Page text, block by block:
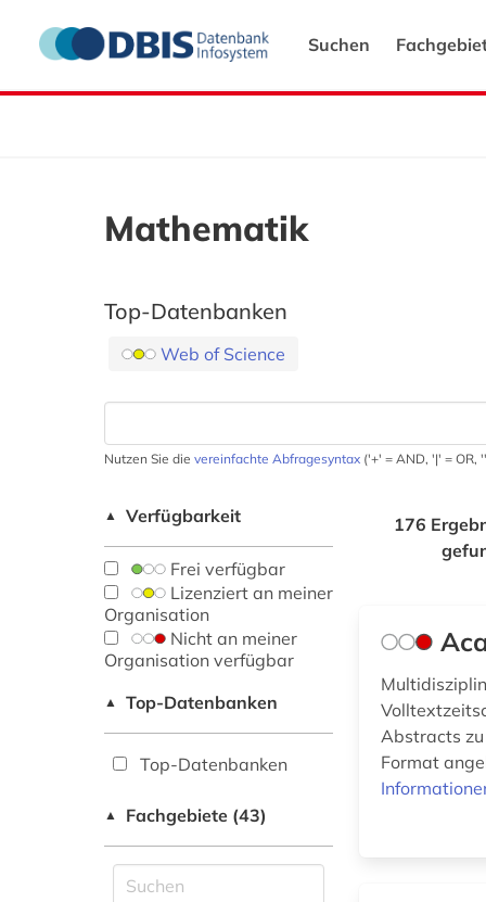
Suchen
Mathematik
Top-Datenbanken
Web of Science
Nutzen Sie die vereinfachte Abfragesyntax ('+' = AND, '|' = OR,
▲ Verfügbarkeit
Frei verfügbar
Lizenziert an meiner
Organisation
Nicht an meiner
Organisation verfügbar
▲ Top-Datenbanken
Top-Datenbanken
▲ Fachgebiete (43)
176
Abstracts
Format